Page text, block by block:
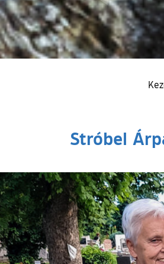
Stróbel